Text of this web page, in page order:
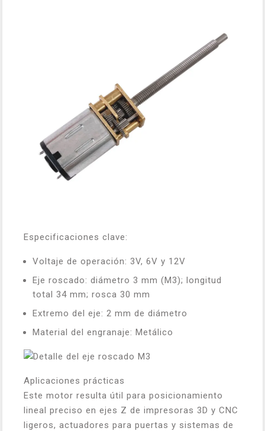
Especificaciones clave:
Voltaje de operación: 3V, 6V y 12V
Eje roscado: diámetro 3 mm (M3); longitud
total 34 mm; rosca 30 mm
Extremo del eje: 2 mm de diámetro
Material del engranaje: Metálico
Aplicaciones prácticas
Este motor resulta útil para posicionamiento
lineal preciso en ejes Z de impresoras 3D y CNC
ligeros, actuadores para puertas y sistemas de